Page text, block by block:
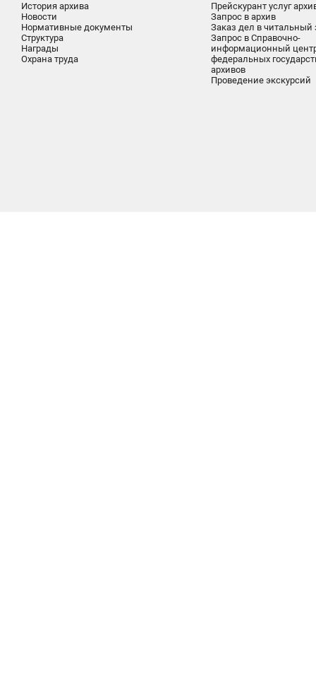
История архива
Новости
Нормативные документы
Структура
Награды
Охрана труда
Прейскурант услуг
Запрос в архив
Заказ дел в читальный
Запрос в Справочно-
информационный
федеральных
архивов
Проведение экскурсий